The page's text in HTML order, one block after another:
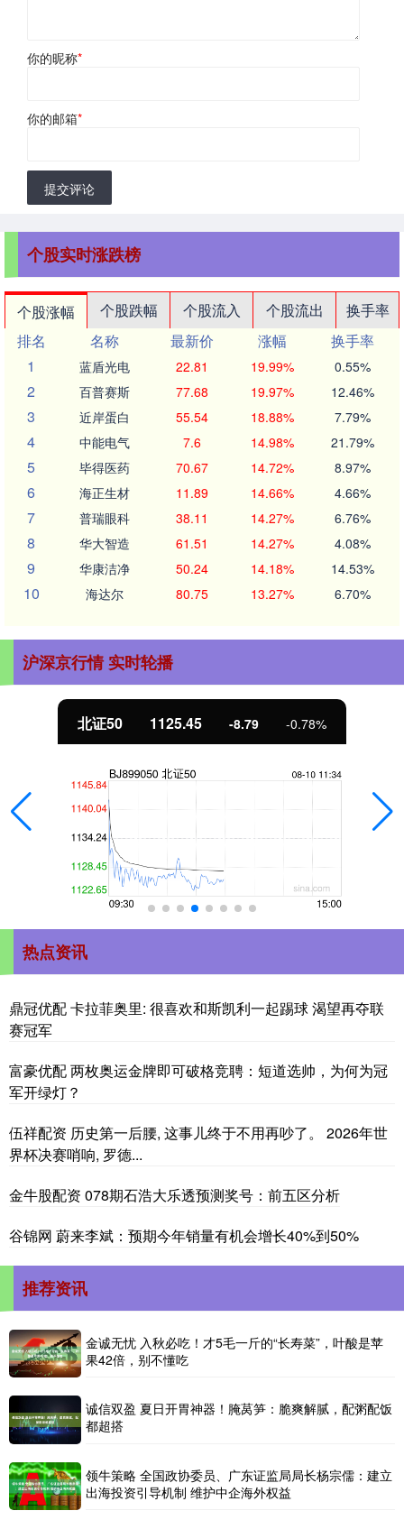
你的昵称*
你的邮箱*
提交评论
个股实时涨跌榜
个股涨幅 个股跌幅 个股流入 个股流出
换手率
排名
名称 最新价 涨幅
换手率
1
蓝盾光电 22.81 19.99% 0.55%
2 百普赛斯 77.68 19.97% 12.46%
3 近岸蛋白 55.54 18.88% 7.79%
4 中能电气 7.6 14.98% 21.79%
5 毕得医药 70.67 14.72% 8.97%
6 海正生材 11.89 14.66% 4.66%
7 普瑞眼科 38.11 14.27% 6.76%
8 华大智造 61.51 14.27% 4.08%
9 华康洁净 50.24 14.18% 14.53%
10 海达尔 80.75 13.27% 6.70%
沪深京行情 实时轮播
北证50 1125.45 -8.79 -0.78%
热点资讯
鼎冠优配 卡拉菲奥里: 很喜欢和斯凯利一起踢球 渴望再夺联
赛冠军
富豪优配 两枚奥运金牌即可破格竞聘：短道选帅，为何为冠
军开绿灯？
伍祥配资 历史第一后腰, 这事儿终于不用再吵了。 2026年世
界杯决赛哨响, 罗德...
金牛股配资 078期石浩大乐透预测奖号：前五区分析
谷锦网 蔚来李斌：预期今年销量有机会增长40%到50%
推荐资讯
金诚无忧 入秋必吃！才5毛一斤的“长寿菜”，叶酸是苹
果42倍，别不懂吃
诚信双盈 夏日开胃神器！腌莴笋：脆爽解腻，配粥配饭
都超搭
领牛策略 全国政协委员、广东证监局局长杨宗儒：建立
出海投资引导机制 维护中企海外权益